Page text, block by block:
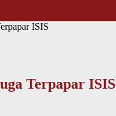
ISIS
Terpapar ISIS